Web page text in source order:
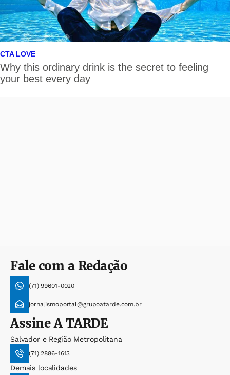
Fale com a Redação
(71) 99601-0020
jornalismoportal@grupoatarde.com.br
AssineA TARDE
Salvador e Região Metropolitana
(71) 2886-1613
Demais localidades